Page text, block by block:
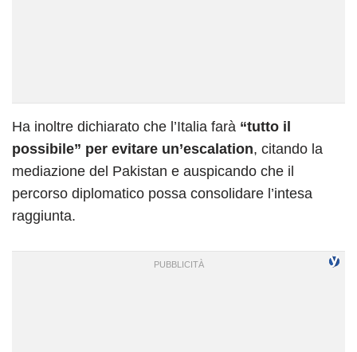
Ha inoltre dichiarato che l’Italia farà “tutto il
possibile” per evitare un’escalation, citando la
mediazione del Pakistan e auspicando che il
percorso diplomatico possa consolidare l’intesa
raggiunta.